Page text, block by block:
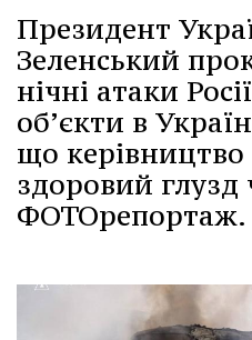
Президент
Зеленський
нічні атаки
об’єкти в
що керівництво
здоровий глузд
ФОТОрепортаж.